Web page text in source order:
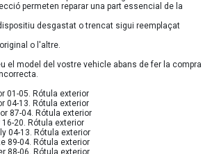
permeten reparar una part essencial de la
desgastat o trencat sigui reemplaçat
o l'altre.
el model del vostre vehicle abans de fer la compra
01-05. Rótula exterior
04-13. Rótula exterior
87-04. Rótula exterior
16-20. Rótula exterior
04-13. Rótula exterior
89-04. Rótula exterior
88-06. Rótula exterior